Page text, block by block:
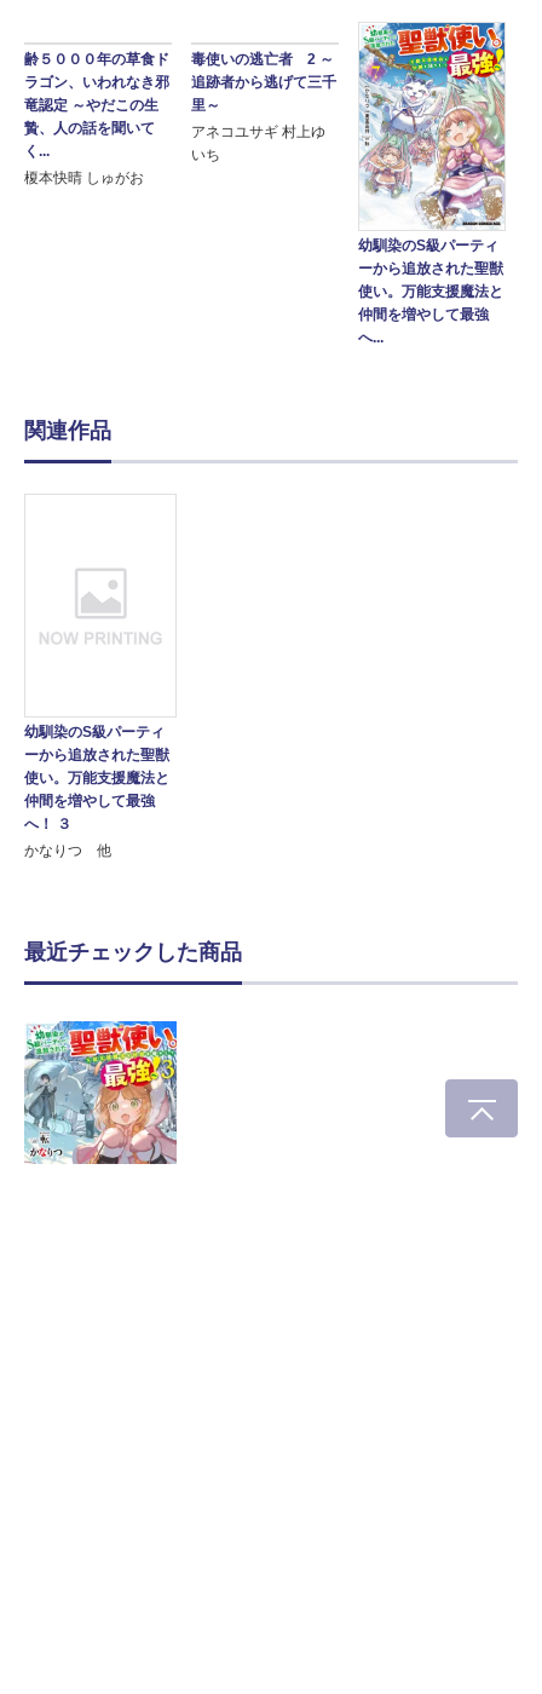
齢５０００年の草食ド
ラゴン、いわれなき邪
竜認定 ～やだこの生
贄、人の話を聞いて
く...
榎本快晴 しゅがお
毒使いの逃亡者 2 ～
追跡者から逃げて三千
里～
アネコユサギ 村上ゆ
いち
幼馴染のS級パーティ
ーから追放された聖獣
使い。万能支援魔法と
仲間を増やして最強
へ...
関連作品
幼馴染のS級パーティ
ーから追放された聖獣
使い。万能支援魔法と
仲間を増やして最強
へ！ ３
かなりつ 他
最近チェックした商品